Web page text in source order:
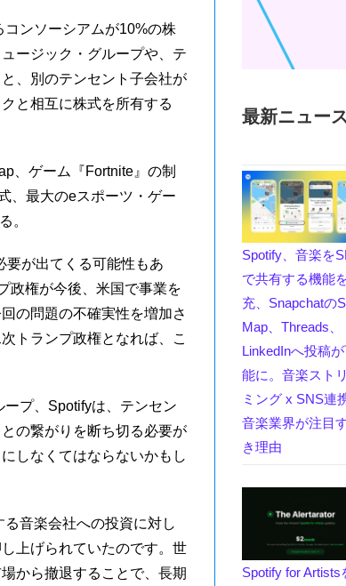
ンソーシアムが10%の株
ージック・グループや、テ
、別のテンセント子会社が
と相互に株式を所有する
、ゲーム『Fortnite』の制
、最大のeスポーツ・ゲー
。
要が出てくる可能性もあ
政権が今後、米国で事業を
の問題の不確実性を増加さ
トランプ政権となれば、こ
プ、Spotifyは、テンセン
の繋がりを断ち切る必要が
しなくてはならないかもし
音楽会社への投資に対し
上げられていたのです。世
から撤退することで、長期
最新ニュー
Spotify、音楽を
で共有する機能
充、Snapchatの
Map、Threads、
LinkedInへ投稿
能に。音楽スト
ミング x SNS連
音楽業界が注目
き理由
Spotify for Artists